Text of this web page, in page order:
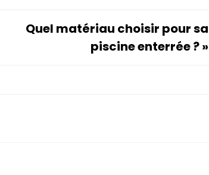
Quel matériau choisir pour sa
piscine enterrée ?»